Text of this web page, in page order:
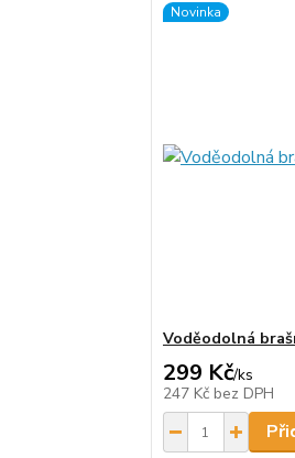
Novinka
Voděodolná
299 Kč/ks
247 Kč bez DPH